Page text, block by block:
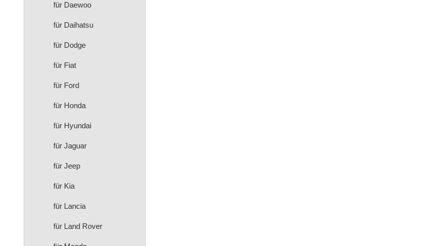
für Daewoo
für Daihatsu
für Dodge
für Fiat
für Ford
für Honda
für Hyundai
für Jaguar
für Jeep
für Kia
für Lancia
für Land Rover